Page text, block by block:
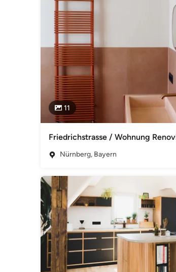
Interior Design - Raumausstatter -
Kategorie
11
Friedrichstrasse / Wohnung
Nürnberg, Bayern